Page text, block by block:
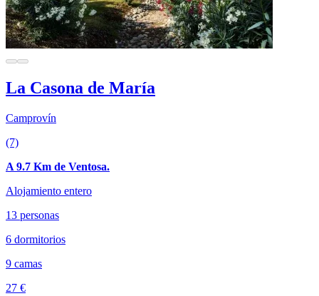
La Casona de María
Camprovín
(7)
A 9.7 Km de Ventosa.
Alojamiento entero
13 personas
6 dormitorios
9 camas
27 €